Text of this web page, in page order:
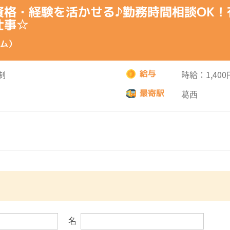
・経験を活かせる♪勤務時間相談OK
事☆
）
給与 時給：1,400
最寄駅 葛西
名